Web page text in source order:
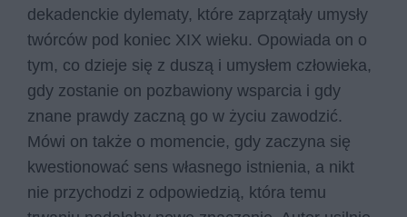
dekadenckie dylematy, które zaprzątały umysły
twórców pod koniec XIX wieku. Opowiada on o
tym, co dzieje się z duszą i umysłem człowieka,
gdy zostanie on pozbawiony wsparcia i gdy
znane prawdy zaczną go w życiu zawodzić.
Mówi on także o momencie, gdy zaczyna się
kwestionować sens własnego istnienia, a nikt
nie przychodzi z odpowiedzią, która temu